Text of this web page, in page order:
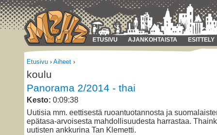
ETUSIVU AJANKOHTAISTA ESITTELY
Etusivu › Aiheet ›
koulu
Panorama 2/2014 - thai
Kesto: 0:09:38
Uutisia mm. eettisestä ruoantuotannosta ja
epätasa-arvoisesta mahdollisuudesta harrastaa.
uutisten ankkurina Tan Klemetti.